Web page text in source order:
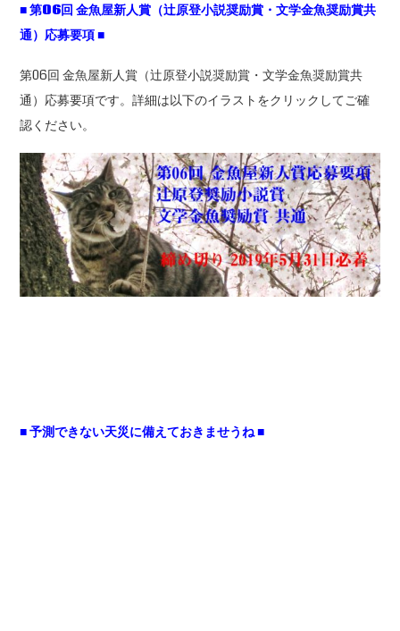
■第06回金魚屋新人賞（辻原登小説奨励賞・文学金魚奨励賞共
通）応募要項■
第06回 金魚屋新人賞（辻原登小説奨励賞・文学金魚奨励賞共
通）応募要項です。詳細は以下のイラストをクリックしてご確
認ください。
■ 予測できない天災に備えておきませうね ■